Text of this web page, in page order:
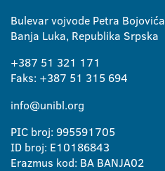
Bulevar vojvode Petra Bojovića
Banja Luka, Republika Srpska
+387 51 321 171
Faks: +387 51 315 694
info@unibl.org
PIC broj: 995591705
ID broj: E10186843
Erazmus kod: BA BANJA02